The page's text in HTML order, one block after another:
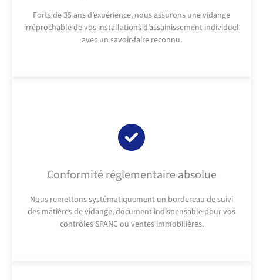
Forts de 35 ans d’expérience, nous assurons une vidange
irréprochable de vos installations d’assainissement individuel
avec un savoir-faire reconnu.
Conformité réglementaire absolue
Nous remettons systématiquement un bordereau de suivi
des matières de vidange, document indispensable pour vos
contrôles SPANC ou ventes immobilières.